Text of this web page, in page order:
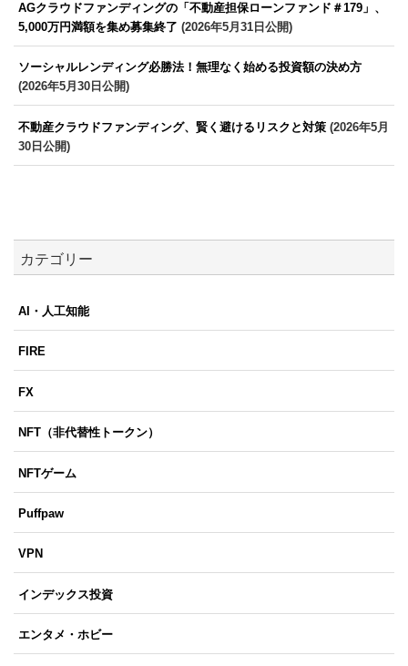
AGクラウドファンディングの「不動産担保ローンファンド＃179」、
5,000万円満額を集め募集終了 (2026年5月31日公開)
ソーシャルレンディング必勝法！無理なく始める投資額の決め方
(2026年5月30日公開)
不動産クラウドファンディング、賢く避けるリスクと対策 (2026年5月
30日公開)
カテゴリー
AI・人工知能
FIRE
FX
NFT（非代替性トークン）
NFTゲーム
Puffpaw
VPN
インデックス投資
エンタメ・ホビー